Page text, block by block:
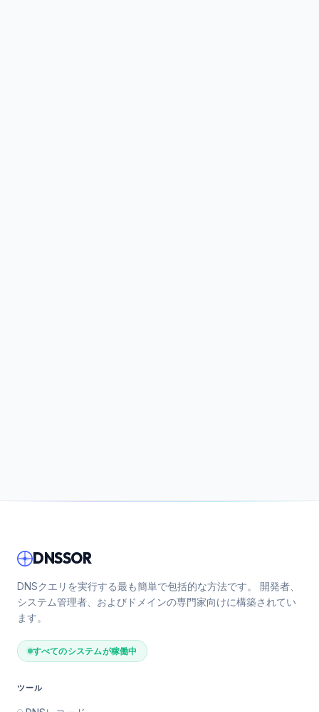
DNSSOR
DNSクエリを実行する最も簡単で包括的な方法です。 開発者、
システム管理者、およびドメインの専門家向けに構築されてい
ます。
すべてのシステムが稼働中
ツール